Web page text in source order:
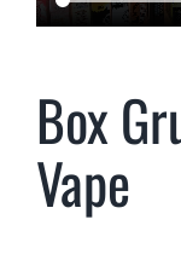
Box
Vape